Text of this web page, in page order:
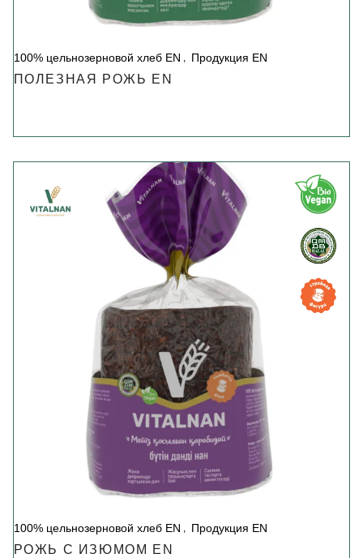
100% цельнозерновой хлеб EN Продукция EN
ПОЛЕЗНАЯ РОЖЬ EN
100% цельнозерновой хлеб EN Продукция EN
РОЖЬ С ИЗЮМОМ EN